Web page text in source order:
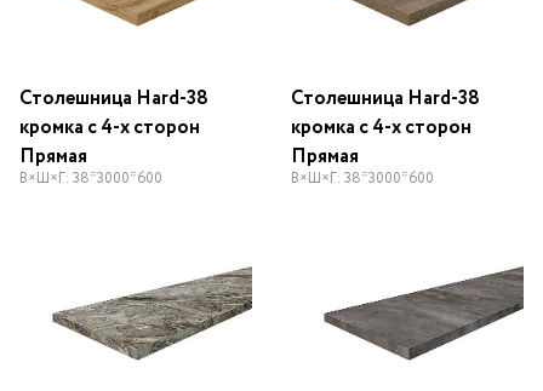
Столешница Hard-38
кромка с 4-х сторон
Прямая
В×Ш×Г: 38*3000*600
Столешница Hard-38
кромка с 4-х сторон
Прямая
В×Ш×Г: 38*3000*600